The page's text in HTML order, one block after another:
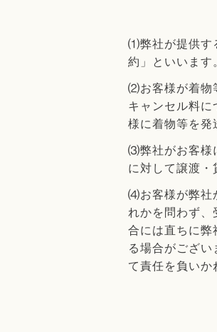
⑴弊社が提供す
約」といいま
⑵お客様が着物
キャンセル料
様に着物等を発
⑶弊社がお客様
に対して譲渡・
⑷お客様が弊社
れかを問わず
合には直ちに
る場合がござ
て責任を負いか